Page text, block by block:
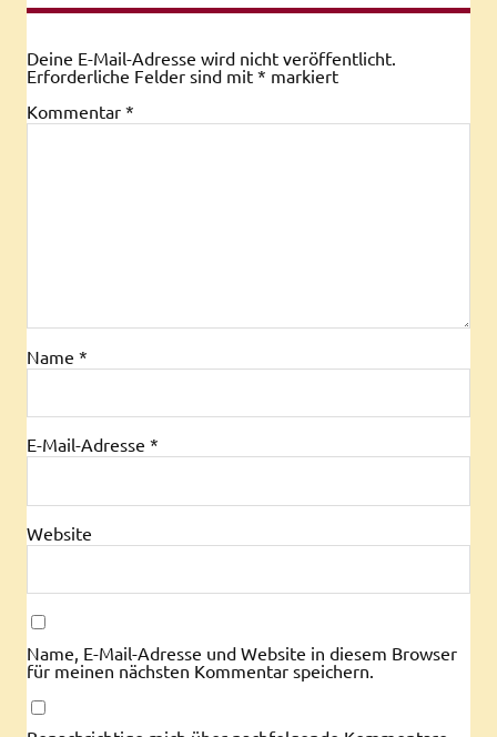
Deine E-Mail-Adresse wird nicht veröffentlicht.
Erforderliche Felder sind mit * markiert
Kommentar *
Name *
E-Mail-Adresse *
Website
Name, E-Mail-Adresse und Website in diesem Browser
für meinen nächsten Kommentar speichern.